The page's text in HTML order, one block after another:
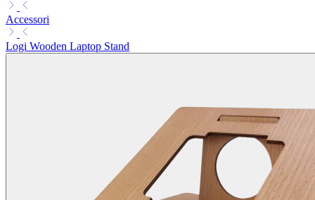
Accessori
Logi Wooden Laptop Stand